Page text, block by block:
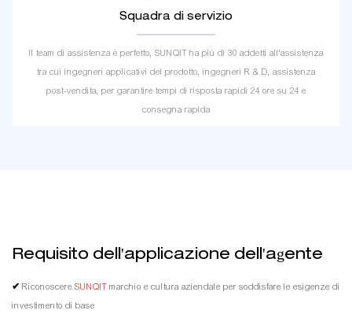
Squadra di servizio
Il team di assistenza è perfetto, SUNQIT ha più di 30 addetti all'assistenza
tra cui ingegneri applicativi del prodotto, ingegneri R & D, assistenza
post-vendita, per garantire tempi di risposta rapidi 24 ore su 24 e
consegna rapida
Requisito dell'applicazione dell'agente
✔ Riconoscere SUNQIT marchio e cultura aziendale per soddisfare le esigenze di
investimento di base